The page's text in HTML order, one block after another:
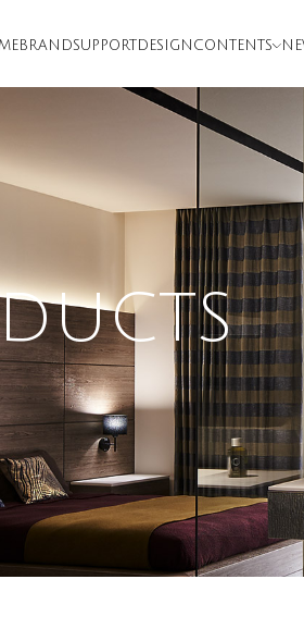
BRANDSUPPORT DESIGN CONTENTS